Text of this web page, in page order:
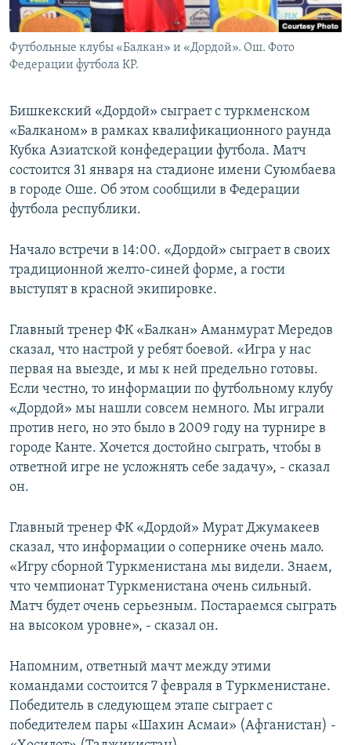
Футбольные клубы «Балкан» и «Дордой». Ош. Фото
Федерации футбола КР.
Бишкекский «Дордой» сыграет с туркменском
«Балканом» в рамках квалификационного раунда
Кубка Азиатской конфедерации футбола. Матч
состоится 31 января на стадионе имени Суюмбаева
в городе Оше. Об этом сообщили в Федерации
футбола республики.
Начало встречи в 14:00. «Дордой» сыграет в своих
традиционной желто-синей форме, а гости
выступят в красной экипировке.
Главный тренер ФК «Балкан» Аманмурат Мередов
сказал, что настрой у ребят боевой. «Игра у нас
первая на выезде, и мы к ней предельно готовы.
Если честно, то информации по футбольному клубу
«Дордой» мы нашли совсем немного. Мы играли
против него, но это было в 2009 году на турнире в
городе Канте. Хочется достойно сыграть, чтобы в
ответной игре не усложнять себе задачу», - сказал
он.
Главный тренер ФК «Дордой» Мурат Джумакеев
сказал, что информации о сопернике очень мало.
«Игру сборной Туркменистана мы видели. Знаем,
что чемпионат Туркменистана очень сильный.
Матч будет очень серьезным. Постараемся сыграть
на высоком уровне», - сказал он.
Напомним, ответный мачт между этими
командами состоится 7 февраля в Туркменистане.
Победитель в следующем этапе сыграет с
победителем пары «Шахин Асмаи» (Афганистан) -